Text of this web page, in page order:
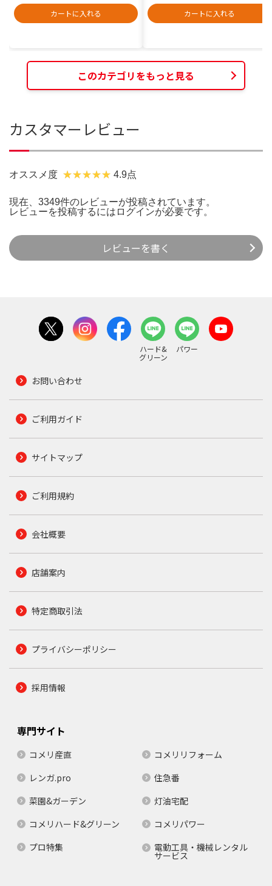
カートに入れる
カートに入れる
このカテゴリをもっと見る
カスタマーレビュー
オススメ度 4.9点
現在、3349件のレビューが投稿されています。
レビューを投稿するには ログインが必要です。
レビューを書く
ハード&
グリーン
パワー
お問い合わせ
ご利用ガイド
サイトマップ
ご利用規約
会社概要
店舗案内
特定商取引法
プライバシーポリシー
採用情報
専門サイト
コメリ産直
コメリリフォーム
レンガ.pro
住急番
菜園&ガーデン
灯油宅配
コメリハード&グリーン
コメリパワー
プロ特集
電動工具・機械レンタル
サービス